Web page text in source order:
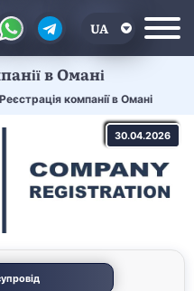
UA
в Омані
Реєстрація компанії в Омані
30.04.2026